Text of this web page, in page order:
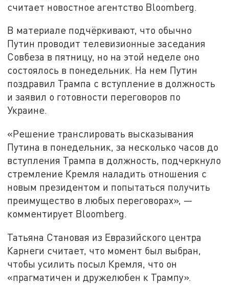
считает новостное агентство Bloomberg.
В материале подчёркивают, что обычно
Путин проводит телевизионные заседания
Совбеза в пятницу, но на этой неделе оно
состоялось в понедельник. На нем Путин
поздравил Трампа с вступление в должность
и заявил о готовности переговоров по
Украине.
«Решение транслировать высказывания
Путина в понедельник, за несколько часов до
вступления Трампа в должность, подчеркнуло
стремление Кремля наладить отношения с
новым президентом и попытаться получить
преимущество в любых переговорах», —
комментирует Bloomberg.
Татьяна Становая из Евразийского центра
Карнеги считает, что момент был выбран,
чтобы усилить посыл Кремля, что он
«прагматичен и дружелюбен к Трампу».